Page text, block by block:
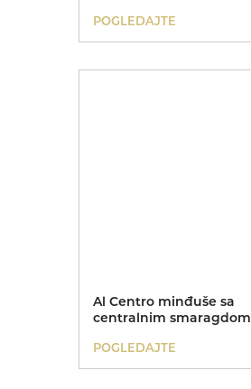
POGLEDAJTE
Al Centro minđuše sa
centralnim smaragdom
POGLEDAJTE